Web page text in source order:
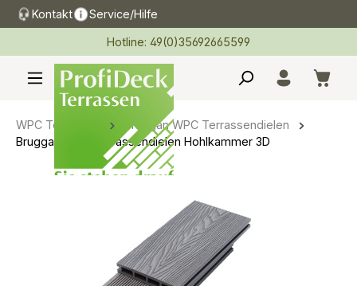
springen
Kontakt Service/Hilfe
Hotline: 49(0)35692665599
WPC Terrassen
Bruggan WPC Terrassendielen
Bruggan WPC Terrassendielen Hohlkammer 3D